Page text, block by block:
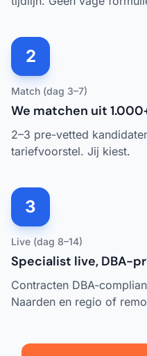
2
Match (dag 3–7)
We matchen uit
2–3 pre-vetted
tariefvoorstel. Jij kiest.
3
Live (dag 8–14)
Specialist live, DBA-
Contracten DBA-
Naarden en regio of